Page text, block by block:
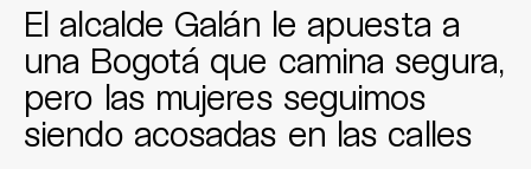
El alcalde Galán le apuesta a
una Bogotá que camina segura,
pero las mujeres seguimos
siendo acosadas en las calles